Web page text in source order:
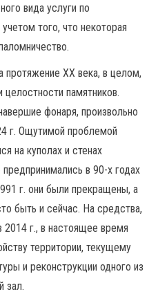
вида услуги по
того, что некоторая
протяжение ХХ века, в целом,
целостности памятников.
фонаря, произвольно
г. Ощутимой проблемой
на куполах и стенах
в 90-х годах
г. они были прекращены, а
быть и сейчас. На средства,
г., в настоящее время
территории, текущему
и реконструкции одного из
зал.